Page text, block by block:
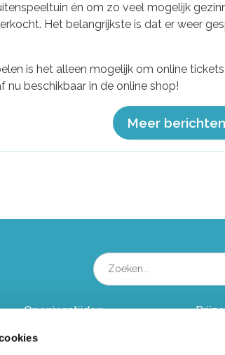
én om zo veel mogelijk
Het belangrijkste is dat er weer
is het alleen mogelijk om online
nu beschikbaar in de online shop!
Meer berichten
Openingstijden
Nieuws en blog